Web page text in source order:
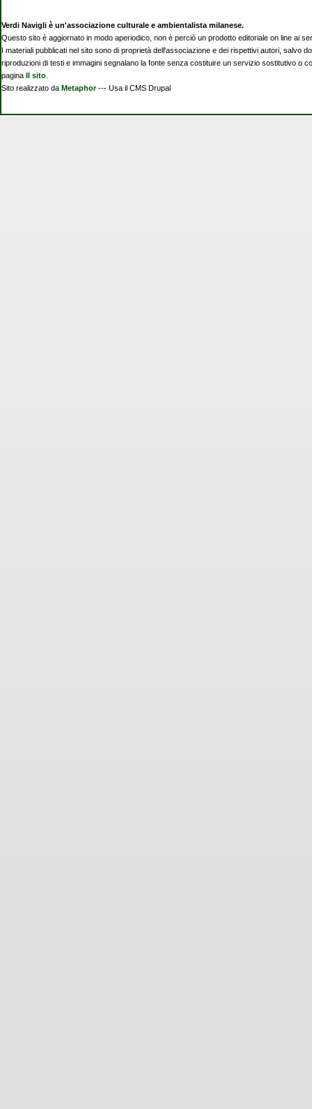
Verdi Navigli è un'associazione culturale e ambientalista milanese.
Questo sito è aggiornato in modo aperiodico, non è perciò un prodotto editoriale on line ai
I materiali pubblicati nel sito sono di proprietà dell'associazione e dei rispettivi autori, salvo
riproduzioni di testi e immagini segnalano la fonte senza costituire un servizio sostitutivo o
pagina Il sito
Sito realizzato da Metaphor--- Usa il CMS Drupal